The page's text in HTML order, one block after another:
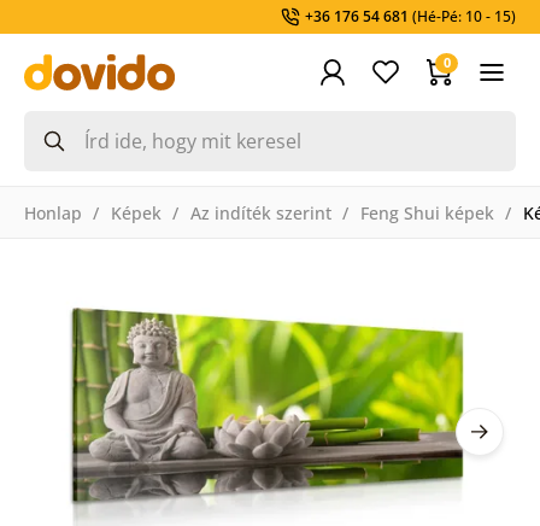
+36 176 54 681 (Hé-Pé: 10 - 15)
0
Honlap Képek Az indíték szerint Feng Shui képek